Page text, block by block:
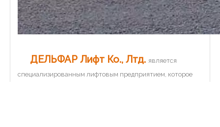
ДЕЛЬФАР Лифт Ко., Лтд. является
специализированным лифтовым предприятием, которое